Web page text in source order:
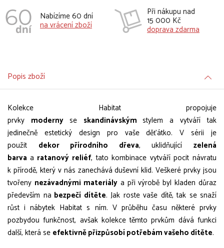
Nabízíme 60 dní
na vrácení zboží
Při nákupu nad
15 000 Kč
doprava zdarma
Popis zboží
Kolekce Habitat propojuje
prvky moderny se skandinávskýmstylem a vytváří tak
jedinečně estetický design pro vaše děťátko. V sérii je
použit dekor přírodního dřeva, uklidňujícízelená
barva a ratanový reliéf, tato kombinace vytváří pocit návratu
k přírodě, který v nás zanechává duševní klid. Veškeré prvky jsou
tvořeny nezávadnými materiálya při výrobě byl kladen důraz
především na bezpečí dítěte. Jak roste vaše dítě, tak se snaží
růst i nábytek Habitat s ním. V průběhu času některé prvky
pozbydou funkčnost, avšak kolekce těmto prvkům dává funkci
další, která se efektivně přizpůsobí potřebám vašeho dítěte.